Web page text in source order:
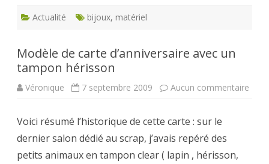
Actualité bijoux, matériel
Modèle de carte d’anniversaire avec un
tampon hérisson
Véronique 7 septembre 2009 Aucun commentaire
Voici résumé l’historique de cette carte : sur le
dernier salon dédié au scrap, j’avais repéré des
petits animaux en tampon clear ( lapin , hérisson,